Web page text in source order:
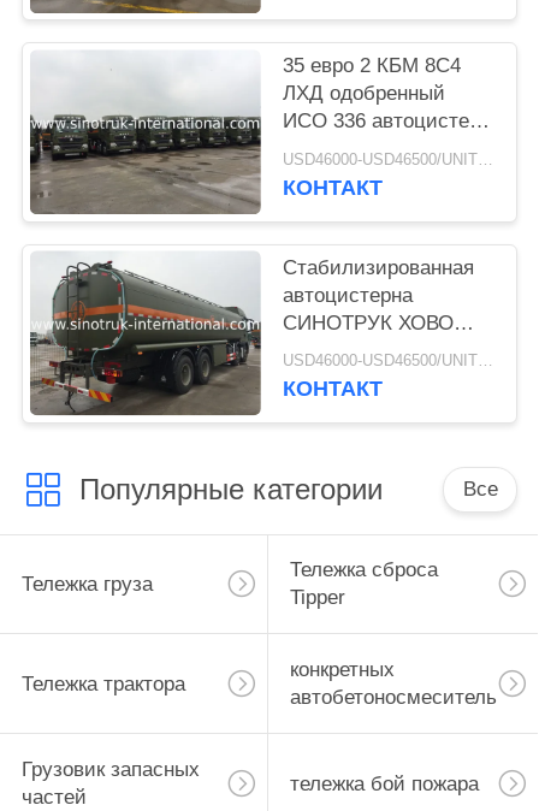
35 евро 2 КБМ 8С4
ЛХД одобренный
ИСО 336 автоцистерн
бензина хранения
сырой нефти ХП
USD46000-USD46500/UNIT)negotiation MOQ:1 ЕДИНИЦА
КОНТАКТ
Стабилизированная
автоцистерна
СИНОТРУК ХОВО
топлива 30 до 40 тонн
для транспорта 8С4
USD46000-USD46500/UNIT)negotiation MOQ:1 ЕДИНИЦА
КОНТАКТ
Популярные категории Все
Тележка груза
Тележка сброса
Tipper
Тележка трактора
конкретных
автобетоносмеситель
Грузовик запасных
частей
тележка бой пожара